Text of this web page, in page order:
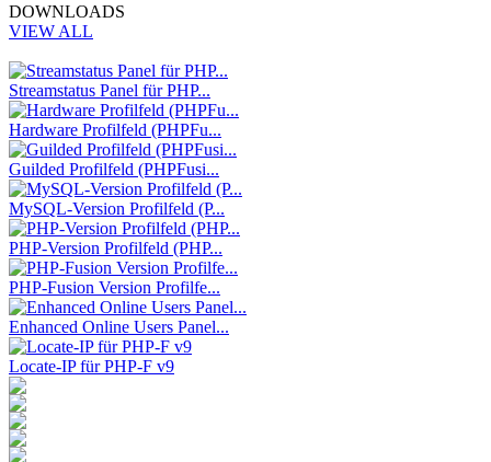
DOWNLOADS
VIEW ALL
Streamstatus Panel für PHP...
Hardware Profilfeld (PHPFu...
Guilded Profilfeld (PHPFusi...
MySQL-Version Profilfeld (P...
PHP-Version Profilfeld (PHP...
PHP-Fusion Version Profilfe...
Enhanced Online Users Panel...
Locate-IP für PHP-F v9